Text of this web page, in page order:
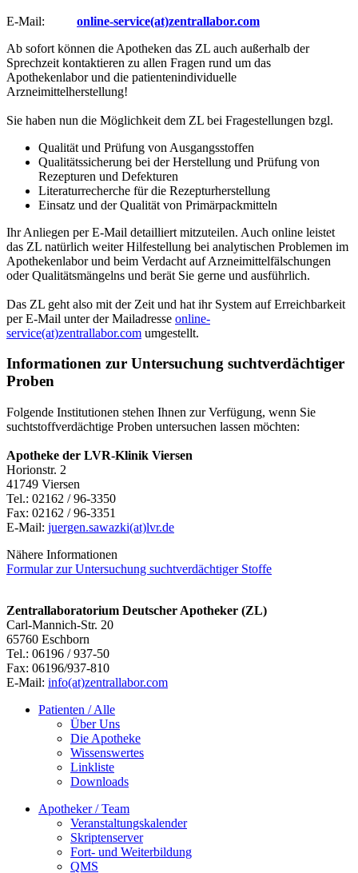
E-Mail: online-service(at)zentrallabor.com
Ab sofort können die Apotheken das ZL auch außerhalb der
Sprechzeit kontaktieren zu allen Fragen rund um das
Apothekenlabor und die patientenindividuelle
Arzneimittelherstellung!
Sie haben nun die Möglichkeit dem ZL bei Fragestellungen bzgl.
Qualität und Prüfung von Ausgangsstoffen
Qualitätssicherung bei der Herstellung und Prüfung von
Rezepturen und Defekturen
Literaturrecherche für die Rezepturherstellung
Einsatz und der Qualität von Primärpackmitteln
Ihr Anliegen per E-Mail detailliert mitzuteilen. Auch online leistet
das ZL natürlich weiter Hilfestellung bei analytischen Problemen im
Apothekenlabor und beim Verdacht auf Arzneimittelfälschungen
oder Qualitätsmängelns und berät Sie gerne und ausführlich.
Das ZL geht also mit der Zeit und hat ihr System auf Erreichbarkeit
per E-Mail unter der Mailadresse online-
service(at)zentrallabor.com umgestellt.
Informationen zur Untersuchung suchtverdächtiger
Proben
Folgende Institutionen stehen Ihnen zur Verfügung, wenn Sie
suchtstoffverdächtige Proben untersuchen lassen möchten:
Apotheke der LVR-Klinik Viersen
Horionstr. 2
41749 Viersen
Tel.: 02162 / 96-3350
Fax: 02162 / 96-3351
E-Mail: juergen.sawazki(at)lvr.de
Nähere Informationen
Formular zur Untersuchung suchtverdächtiger Stoffe
Zentrallaboratorium Deutscher Apotheker (ZL)
Carl-Mannich-Str. 20
65760 Eschborn
Tel.: 06196 / 937-50
Fax: 06196/937-810
E-Mail: info(at)zentrallabor.com
Patienten / Alle
Über Uns
Die Apotheke
Wissenswertes
Linkliste
Downloads
Apotheker / Team
Veranstaltungskalender
Skriptenserver
Fort- und Weiterbildung
QMS